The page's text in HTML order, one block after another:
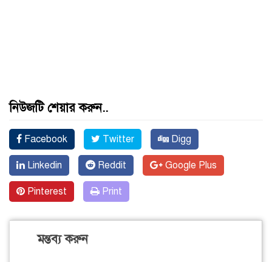
নিউজটি শেয়ার করুন..
Facebook Twitter Digg
Linkedin Reddit Google Plus
Pinterest Print
মন্তব্য করুন